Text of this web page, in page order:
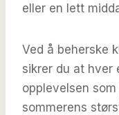
eller en lett
Ved å beherske
sikrer du at hver
opplevelsen
sommerens